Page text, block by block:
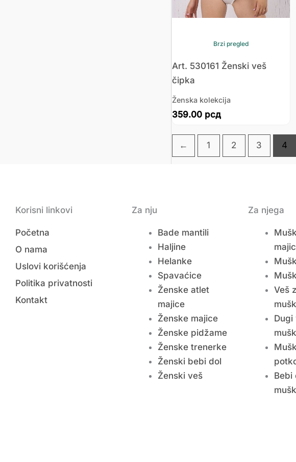
Brzi pregled
Art. 530161 Ženski veš
čipka
Ženska kolekcija
359.00 рсд
← 1 2 3 4
Korisni linkovi
Početna
O nama
Uslovi korišćenja
Politika privatnosti
Kontakt
Za nju
Bade mantili
Haljine
Helanke
Spavaćice
Ženske atlet
majice
Ženske majice
Ženske pidžame
Ženske trenerke
Ženski bebi dol
Ženski veš
Za njega
Veš
Dugi
Bebi